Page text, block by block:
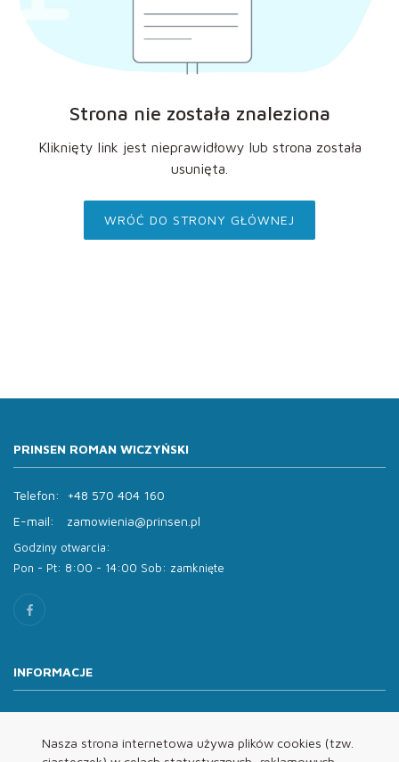
Nasza strona internetowa używa plików cookies (tzw.
Strona nie została znaleziona
Kliknięty link jest nieprawidłowy lub strona została
usunięta.
WRÓĆ DO STRONY GŁÓWNEJ
PRINSEN ROMAN WICZYŃSKI
Telefon:
+48 570 404 160
E-mail:
zamowienia@prinsen.pl
Godziny otwarcia:
Pon - Pt: 8:00 - 14:00 Sob: zamknięte
INFORMACJE
Oferta